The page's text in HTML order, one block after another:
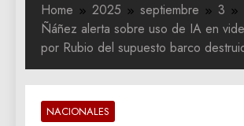
Home 2025 septiembre
3
Ñáñez alerta sobre uso de IA en
por Rubio del supuesto barco
NACIONALES